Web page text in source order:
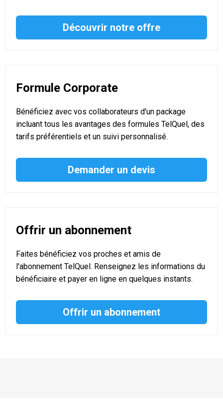
Découvrir notre offre
Formule Corporate
Bénéficiez avec vos collaborateurs d'un package
incluant tous les avantages des formules TelQuel, des
tarifs préférentiels et un suivi personnalisé.
Demander un devis
Offrir un abonnement
Faites bénéficiez vos proches et amis de
l'abonnement TelQuel. Renseignez les informations du
bénéficiaire et payer en ligne en quelques instants.
Offrir un abonnement